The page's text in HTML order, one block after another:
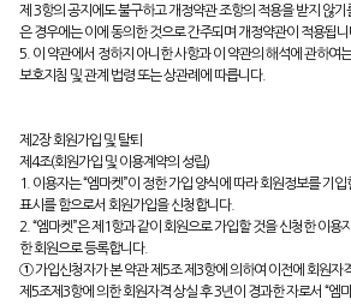
제 3항의 공지에도 불구하고 개정약관 조항의 적용을 받지 않
은 경우에는 이에 동의한 것으로 간주되며 개정약관이 적용됩니
5. 이 약관에서 정하지 아니한 사항과 이 약관의 해석에 관하여
보호지침 및 관계 법령 또는 상관례에 따릅니다.
제2장 회원가입 및 탈퇴
제4조(회원가입 및 이용계약의 성립)
1. 이용자는 “엠마켓”이 정한 가입 양식에 따라 회원정보를 기
표시를 함으로서 회원가입을 신청합니다.
2. “엠마켓”은 제1항과 같이 회원으로 가입할 것을 신청한 이용
한 회원으로 등록합니다.
① 가입신청자가 본 약관 제5조 제3항에 의하여 이전에 회원자
제5조제3항에 의한 회원자격 상실 후 3년이 경과한 자로서 “엠